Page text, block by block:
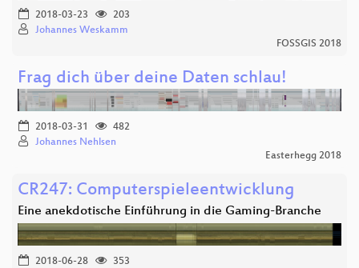
2018-03-23
203
Johannes Weskamm
FOSSGIS 2018
Frag dich über deine Daten schlau!
2018-03-31
482
Johannes Nehlsen
Easterhegg 2018
CR247: Computerspieleentwicklung
Eine anekdotische Einführung in die Gaming-Branche
2018-06-28
353